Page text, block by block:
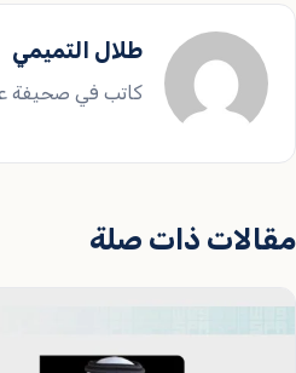
طلال التميمي
كاتب في صحيفة
مقالات ذات صلة